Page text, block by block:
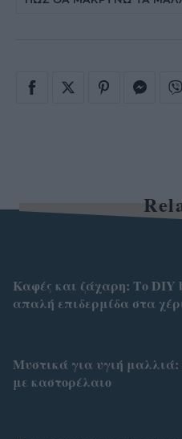
Καφές και ζάχαρη: Το DIY
απαλή επιδερμίδα στα
Μυστικά για υγιή
με καστορέλαιο